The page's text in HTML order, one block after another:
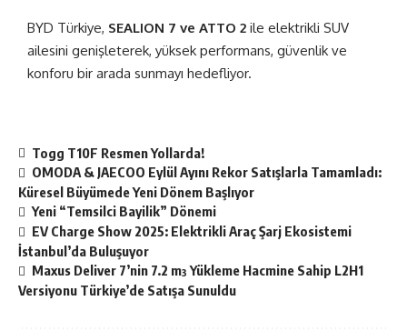
BYD Türkiye, SEALION 7 ve ATTO 2 ile elektrikli SUV
ailesini genişleterek, yüksek performans, güvenlik ve
konforu bir arada sunmayı hedefliyor.
Togg T10F Resmen Yollarda!
OMODA & JAECOO Eylül Ayını Rekor Satışlarla Tamamladı:
Küresel Büyümede Yeni Dönem Başlıyor
Yeni “Temsilci Bayilik” Dönemi
EV Charge Show 2025: Elektrikli Araç Şarj Ekosistemi
İstanbul’da Buluşuyor
Maxus Deliver 7’nin 7.2 m³ Yükleme Hacmine Sahip L2H1
Versiyonu Türkiye’de Satışa Sunuldu